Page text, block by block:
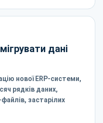
дані
нової ERP-системи,
рядків даних,
застарілих